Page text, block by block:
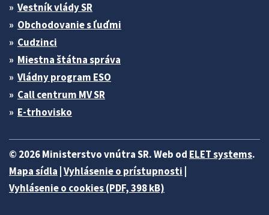
Vestník vlády SR
Obchodovanie s ľuďmi
Cudzinci
Miestna štátna správa
Vládny program ESO
Call centrum MV SR
E-trhovisko
© 2026 Ministerstvo vnútra SR. Web od ELET systems.
Mapa sídla Vyhlásenie o prístupnosti
Vyhlásenie o cookies (PDF, 398 kB)